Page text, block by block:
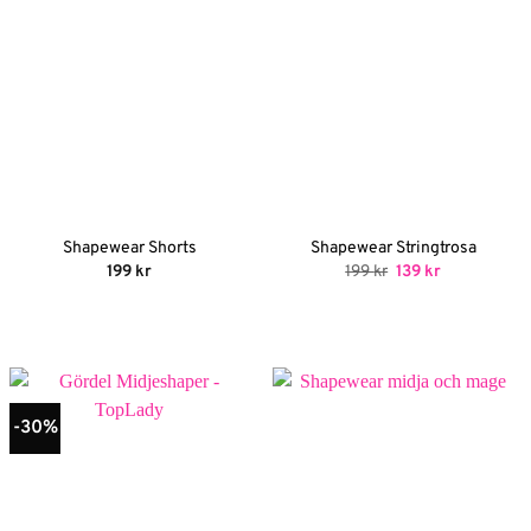
Shapewear Shorts
199 kr
Shapewear Stringtrosa
199kr Det
139 krDet
-30%